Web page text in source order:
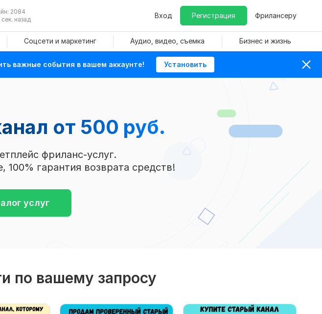
2084
назад
Вход Регистрация Фрилансеру
Соцсети и маркетинг Аудио, видео, съемка Бизнес и жизнь
важные события в вашем аккаунте! Установить
от 500 руб.
фриланс-услуг.
гарантия возврата средств!
услуг
по вашему запросу